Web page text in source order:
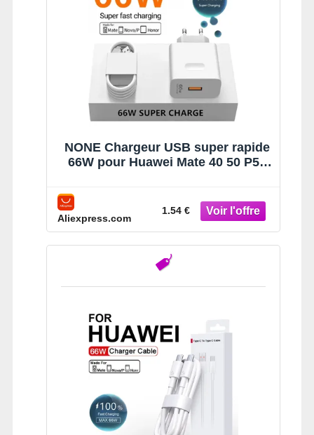
NONE Chargeur USB super rapide
66W pour Huawei Mate 40 50 P50
charge Type C 6A
Aliexpress.com
1.54 €